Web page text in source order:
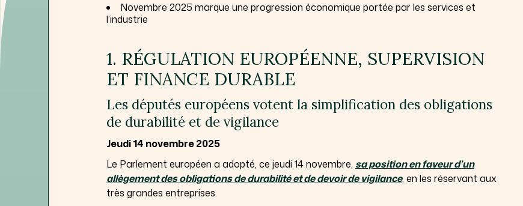
Novembre 2025 marque une progression économique portée par les services et
l’industrie
1. RÉGULATION EUROPÉENNE, SUPERVISION
ET FINANCE DURABLE
Les députés européens votent la simplification des obligations
de durabilité et de vigilance
Jeudi 14 novembre 2025
Le Parlement européen a adopté, ce jeudi 14 novembre, sa position en faveur d’un
allègement des obligations de durabilité et de devoir de vigilance, en les réservant aux
très grandes entreprises.